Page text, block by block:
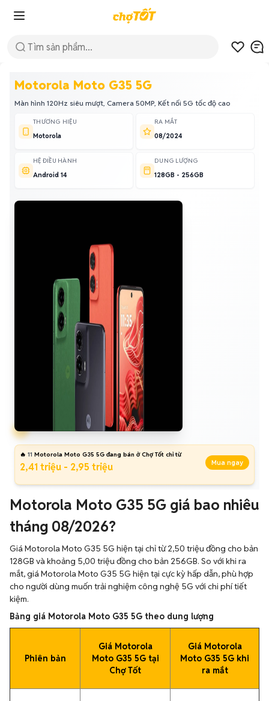
Motorola Moto G35 5G
Màn hình 120Hz siêu mượt, Camera 50MP, Kết nối 5G tốc độ cao
THƯƠNG HIỆU
Motorola
RA MẮT
08/2024
HỆ ĐIỀU HÀNH
Android 14
DUNG LƯỢNG
128GB - 256GB
🔥 11 Motorola Moto G35 5G đang bán ở Chợ Tốt chỉ từ
2,41 triệu - 2,95 triệu Mua ngay
Motorola Moto G35 5G giá bao nhiêu
tháng 08/2026?
Giá Motorola Moto G35 5G hiện tại chỉ từ 2,50 triệu đồng cho bản
128GB và khoảng 5,00 triệu đồng cho bản 256GB. So với khi ra
mắt, giá Motorola Moto G35 5G hiện tại cực kỳ hấp dẫn, phù hợp
cho người dùng muốn trải nghiệm công nghệ 5G với chi phí tiết
kiệm.
Bảng giá Motorola Moto G35 5G theo dung lượng
Phiên bản
Giá Motorola
Moto G35 5G tại
Chợ Tốt
Giá Motorola
Moto G35 5G khi
ra mắt